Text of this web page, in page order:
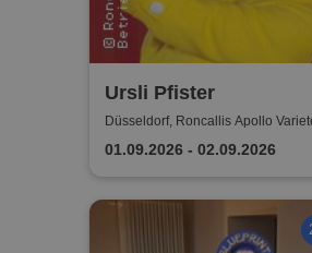
Ursli Pfister
Düsseldorf, Roncallis Apollo
01.09.2026 - 02.09.2026